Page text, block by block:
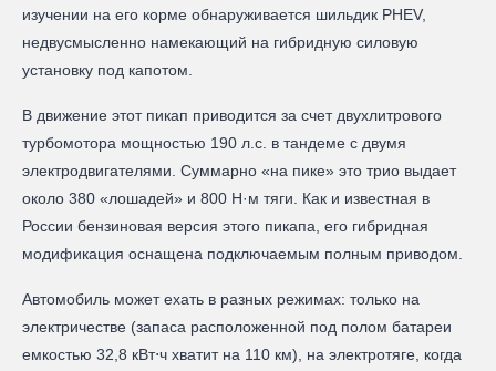
изучении на его корме обнаруживается шильдик PHEV,
недвусмысленно намекающий на гибридную силовую
установку под капотом.
В движение этот пикап приводится за счет двухлитрового
турбомотора мощностью 190 л.с. в тандеме с двумя
электродвигателями. Суммарно «на пике» это трио выдает
около 380 «лошадей» и 800 Н·м тяги. Как и известная в
России бензиновая версия этого пикапа, его гибридная
модификация оснащена подключаемым полным приводом.
Автомобиль может ехать в разных режимах: только на
электричестве (запаса расположенной под полом батареи
емкостью 32,8 кВт⋅ч хватит на 110 км), на электротяге, когда